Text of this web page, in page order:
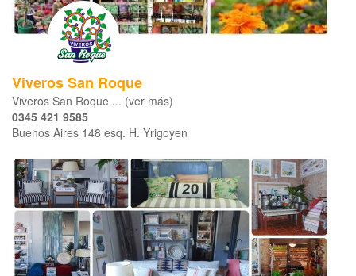
Viveros San Roque
Viveros San Roque ... (ver más)
0345 421 9585
Buenos Aires 148 esq. H. Yrigoyen